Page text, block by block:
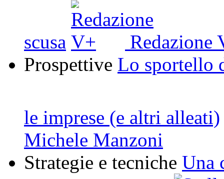
scusa
Redazione
Prospettive Lo sportello
le imprese (e altri alleati)
Michele Manzoni
Strategie e tecniche Una